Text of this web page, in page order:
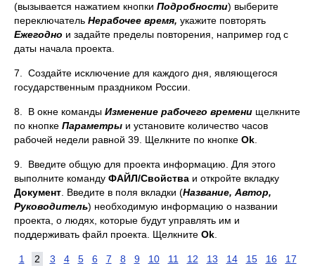
(вызывается нажатием кнопки Подробности) выберите
переключатель Нерабочее время, укажите повторять
Ежегодно и задайте пределы повторения, например год с
даты начала проекта.
7. Создайте исключение для каждого дня, являющегося
государственным праздником России.
8. В окне команды Изменение рабочего времени щелкните
по кнопке Параметры и установите количество часов
рабочей недели равной 39. Щелкните по кнопке Ok
9. Введите общую для проекта информацию. Для этого
выполните команду ФАЙЛ/Свойства и откройте вкладку
Документ . Введите в поля вкладки (Название, Автор,
Руководитель) необходимую информацию о названии
проекта, о людях, которые будут управлять им и
поддерживать файл проекта. Щелкните Ok
1 2 3 4 5 6 7 8 9 10 11 12 13 14 15 16
17